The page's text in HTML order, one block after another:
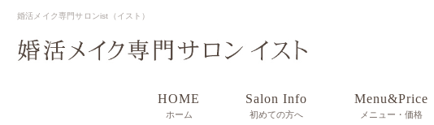
婚活メイク専門サロンist（イスト）
HOME
ホーム
Salon Info
初めての方へ
Menu&Price
メニュー・価格